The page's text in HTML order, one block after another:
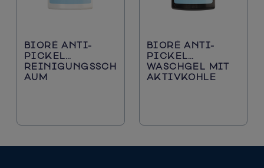
BIORÉ ANTI-
PICKEL
REINIGUNGSSCH
AUM​
BIORÉ ANTI-
PICKEL
WASCHGEL MIT
AKTIVKOHLE